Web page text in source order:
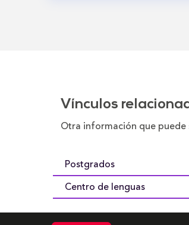
Vínculos
Otra información que
Postgrados
Centro de lenguas